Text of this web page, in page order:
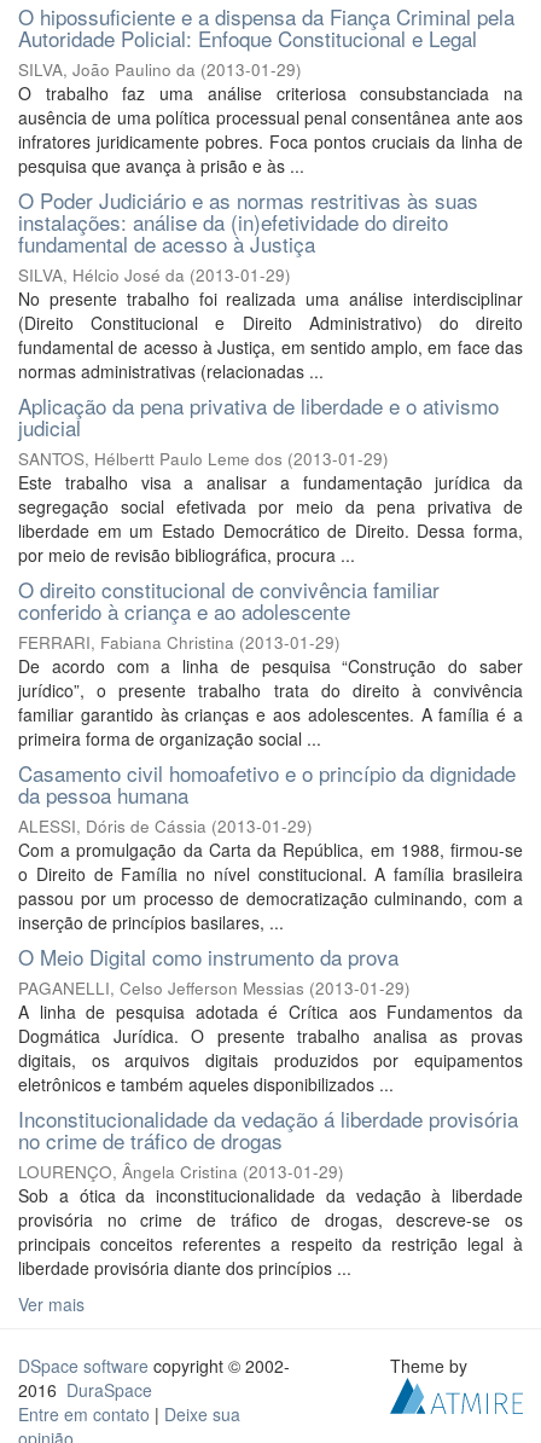
O hipossuficiente e a dispensa da Fiança Criminal pela
Autoridade Policial: Enfoque Constitucional e Legal
SILVA, João Paulino da (2013-01-29)
O trabalho faz uma análise criteriosa consubstanciada na
ausência de uma política processual penal consentânea ante aos
infratores juridicamente pobres. Foca pontos cruciais da linha de
pesquisa que avança à prisão e às ...
O Poder Judiciário e as normas restritivas às suas
instalações: análise da (in)efetividade do direito
fundamental de acesso à Justiça
SILVA, Hélcio José da (2013-01-29)
No presente trabalho foi realizada uma análise interdisciplinar
(Direito Constitucional e Direito Administrativo) do direito
fundamental de acesso à Justiça, em sentido amplo, em face das
normas administrativas (relacionadas ...
Aplicação da pena privativa de liberdade e o ativismo
judicial
SANTOS, Hélbertt Paulo Leme dos (2013-01-29)
Este trabalho visa a analisar a fundamentação jurídica da
segregação social efetivada por meio da pena privativa de
liberdade em um Estado Democrático de Direito. Dessa forma,
por meio de revisão bibliográfica, procura ...
O direito constitucional de convivência familiar
conferido à criança e ao adolescente
FERRARI, Fabiana Christina (2013-01-29)
De acordo com a linha de pesquisa “Construção do saber
jurídico”, o presente trabalho trata do direito à convivência
familiar garantido às crianças e aos adolescentes. A família é a
primeira forma de organização social ...
Casamento civil homoafetivo e o princípio da dignidade
da pessoa humana
ALESSI, Dóris de Cássia (2013-01-29)
Com a promulgação da Carta da República, em 1988, firmou-se
o Direito de Família no nível constitucional. A família brasileira
passou por um processo de democratização culminando, com a
inserção de princípios basilares, ...
O Meio Digital como instrumento da prova
PAGANELLI, Celso Jefferson Messias (2013-01-29)
A linha de pesquisa adotada é Crítica aos Fundamentos da
Dogmática Jurídica. O presente trabalho analisa as provas
digitais, os arquivos digitais produzidos por equipamentos
eletrônicos e também aqueles disponibilizados ...
Inconstitucionalidade da vedação á liberdade provisória
no crime de tráfico de drogas
LOURENÇO, Ângela Cristina (2013-01-29)
Sob a ótica da inconstitucionalidade da vedação à liberdade
provisória no crime de tráfico de drogas, descreve-se os
principais conceitos referentes a respeito da restrição legal à
liberdade provisória diante dos princípios ...
Ver mais
DSpace software copyright © 2002-
2016 DuraSpace
Entre em contato | Deixe sua
opinião
Theme by